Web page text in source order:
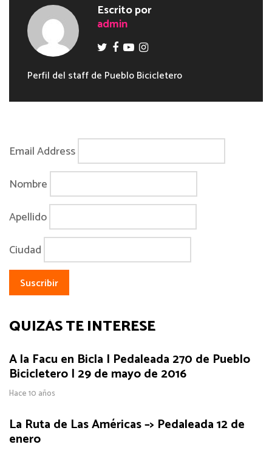
Escrito por
admin
Perfil del staff de Pueblo Bicicletero
Email Address
Nombre
Apellido
Ciudad
QUIZÁS TE INTERESE
A la Facu en Bicla | Pedaleada 270 de Pueblo
Bicicletero | 29 de mayo de 2016
Hace 10 años
La Ruta de Las Américas –> Pedaleada 12 de
enero